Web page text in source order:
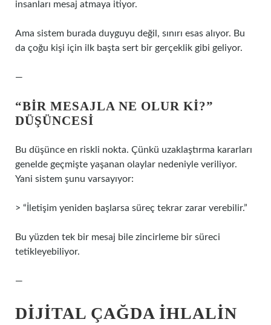
insanları mesaj atmaya itiyor.
Ama sistem burada duyguyu değil, sınırı esas alıyor. Bu
da çoğu kişi için ilk başta sert bir gerçeklik gibi geliyor.
—
“BIR MESAJLA NE OLUR KI?”
DÜŞÜNCESI
Bu düşünce en riskli nokta. Çünkü uzaklaştırma kararları
genelde geçmişte yaşanan olaylar nedeniyle veriliyor.
Yani sistem şunu varsayıyor:
> “İletişim yeniden başlarsa süreç tekrar zarar verebilir.”
Bu yüzden tek bir mesaj bile zincirleme bir süreci
tetikleyebiliyor.
—
DIJITAL ÇAĞDA İHLALIN